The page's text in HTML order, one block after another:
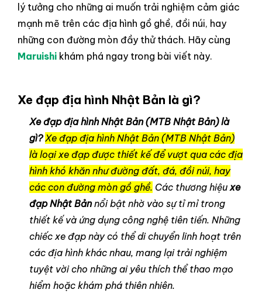
lý tưởng cho những ai muốn trải nghiệm cảm giác
mạnh mẽ trên các địa hình gồ ghề, đồi núi, hay
những con đường mòn đầy thử thách. Hãy cùng
Maruishi khám phá ngay trong bài viết này.
Xe đạp địa hình Nhật Bản là gì?
Xe đạp địa hình Nhật Bản (MTB Nhật Bản) là
gì? Xe đạp địa hình Nhật Bản (MTB Nhật Bản)
là loại xe đạp được thiết kế để vượt qua các địa
hình khó khăn như đường đất, đá, đồi núi, hay
các con đường mòn gồ ghề. Các thương hiệu xe
đạp Nhật Bảnnổi bật nhờ vào sự tỉ mỉ trong
thiết kế và ứng dụng công nghệ tiên tiến. Những
chiếc xe đạp này có thể di chuyển linh hoạt trên
các địa hình khác nhau, mang lại trải nghiệm
tuyệt vời cho những ai yêu thích thể thao mạo
hiểm hoặc khám phá thiên nhiên.